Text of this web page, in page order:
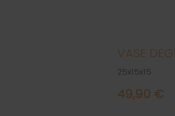
VASE
25x15x15
49,90 €